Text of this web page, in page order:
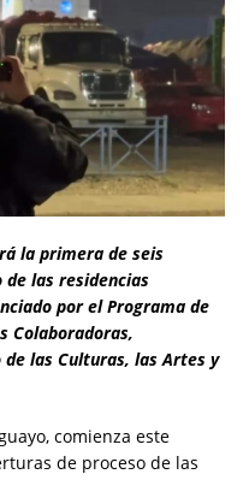
la primera de seis
las residencias
por el Programa de
Colaboradoras,
las Culturas, las Artes y
comienza este
de proceso de las